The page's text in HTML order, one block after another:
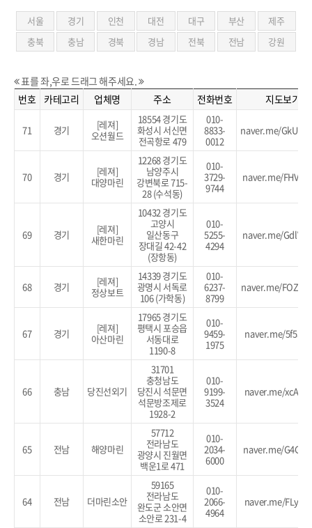
서울 경기 인천 대전 대구 부산
제주
충북
충남 경북 경남 전북 전남 강원
표를 좌,우로 드래그 해주세요.
번호
카테고리 업체명 주소 전화번호 지도보기
71 경기
[레져]
오션월드
18554 경기도
화성시 서신면
전곡항로 479
010-
8833-
0012
naver.me/
70 경기
[레져]
대양마린
12268 경기도
남양주시
강변북로 715-
28 (수석동)
010-
3729-
9744
naver.me/
69 경기
[레져]
새한마린
10432 경기도
고양시
일산동구
장대길 42-42
(장항동)
010-
5255-
4294
naver.me/
68 경기
[레져]
정상보트
14339 경기도
광명시 서독로
106 (가학동)
010-
6237-
8799
naver.me/
67 경기
[레져]
아산마린
17965 경기도
평택시 포승읍
서동대로
1190-8
010-
9459-
1975
naver.me/
66 충남 당진선외기
31701
충청남도
당진시 석문면
석문방조제로
1928-2
010-
9199-
3524
naver.me/
65 전남 해양마린
57712
전라남도
광양시 진월면
백운1로 471
010-
2034-
6000
naver.me/
64 전남 더마린소안
59165
전라남도
완도군 소안면
소안로 231-4
010-
2066-
4964
naver.me/